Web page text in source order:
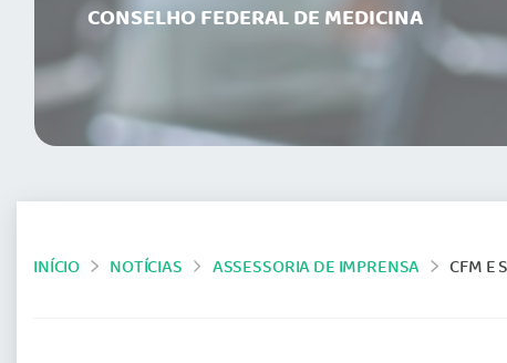
CONSELHO FEDERAL DE MEDICINA
INÍCIO NOTÍCIAS ASSESSORIA DE IMPRENSA CFM E